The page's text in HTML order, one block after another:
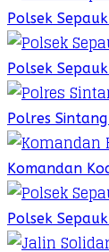
Polsek
Polsek
Polres
Komandan
Polsek